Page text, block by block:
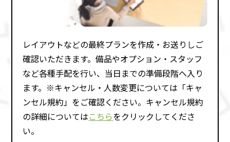
レイアウトなどの最終プランを作成・お送りしご
確認いただきます。備品やオプション・スタッフ
など各種⼿配を⾏い、当⽇までの準備段階へ⼊り
ます。※キャンセル・⼈数変更については「キャ
ンセル規約」をご確認ください。キャンセル規約
の詳細についてはこちらをクリックしてくださ
い。